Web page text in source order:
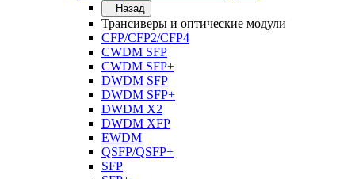
Назад
Трансиверы и оптические модули
CFP/CFP2/CFP4
CWDM SFP
CWDM SFP+
DWDM SFP
DWDM SFP+
DWDM X2
DWDM XFP
EWDM
QSFP/QSFP+
SFP